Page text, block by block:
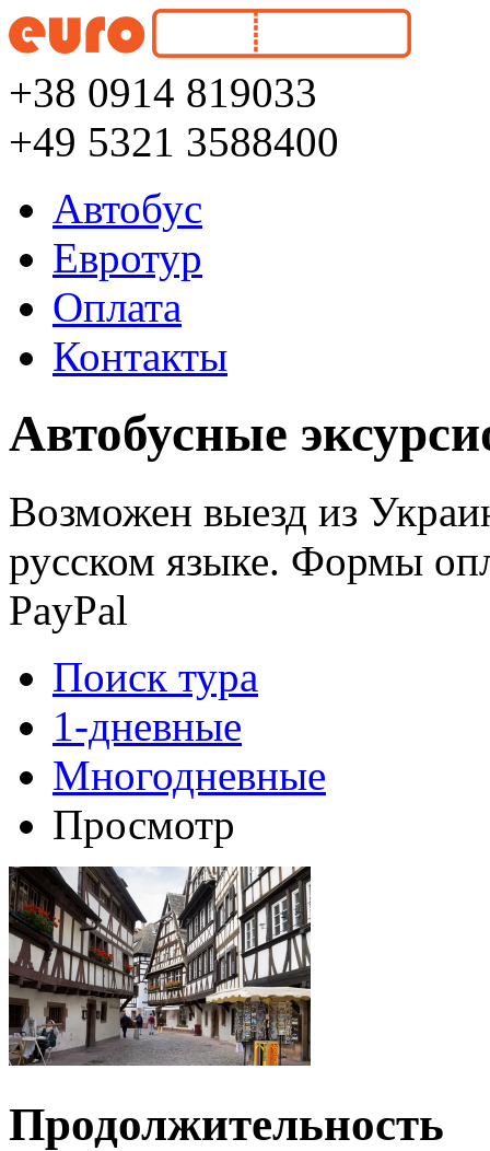
+38 0914 819033
+49 5321 3588400
Автобус
Евротур
Оплата
Контакты
Автобусные
Возможен выезд из
русском языке. Формы
PayPal
Поиск тура
1-дневные
Многодневные
Просмотр
Продолжительность